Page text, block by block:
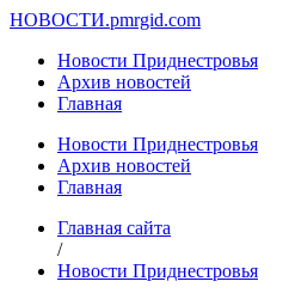
НОВОСТИ.pmrgid.com
Новости Приднестровья
Архив новостей
Главная
Новости Приднестровья
Архив новостей
Главная
Главная сайта
/
Новости Приднестровья